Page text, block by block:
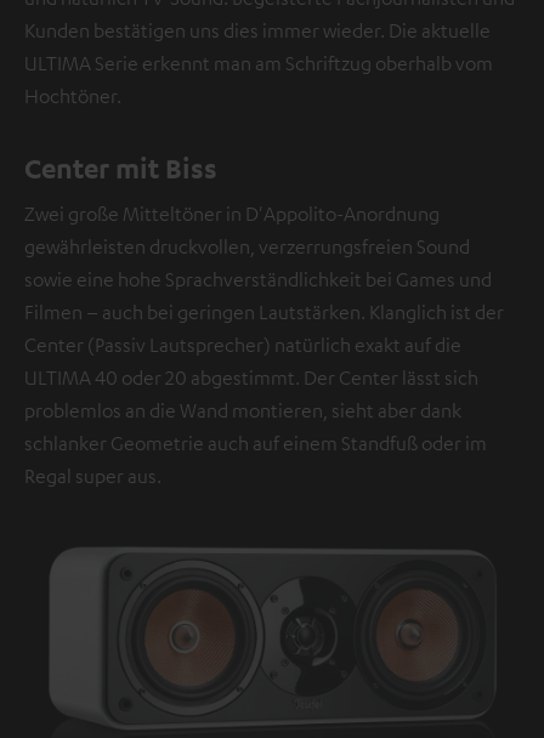
Kunden bestätigen uns dies immer wieder. Die aktuelle
ULTIMA Serie erkennt man am Schriftzug oberhalb vom
Hochtöner.
Center mit Biss
Zwei große Mitteltöner in D'Appolito-Anordnung
gewährleisten druckvollen, verzerrungsfreien Sound
sowie eine hohe Sprachverständlichkeit bei Games und
Filmen – auch bei geringen Lautstärken. Klanglich ist der
Center (Passiv Lautsprecher) natürlich exakt auf die
ULTIMA 40 oder 20 abgestimmt. Der Center lässt sich
problemlos an die Wand montieren, sieht aber dank
schlanker Geometrie auch auf einem Standfuß oder im
Regal super aus.